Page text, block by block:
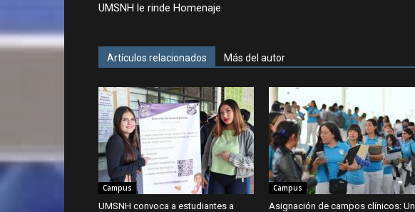
UMSNH le rinde Homenaje
Artículos relacionados Más del autor
Campus
UMSNH convoca a estudiantes a
Campus
Asignación de campos clínicos: Un